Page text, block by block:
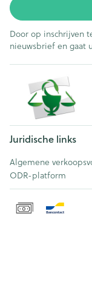
Door op inschrijven
nieuwsbrief en gaat
Juridische links
Algemene
ODR-platform